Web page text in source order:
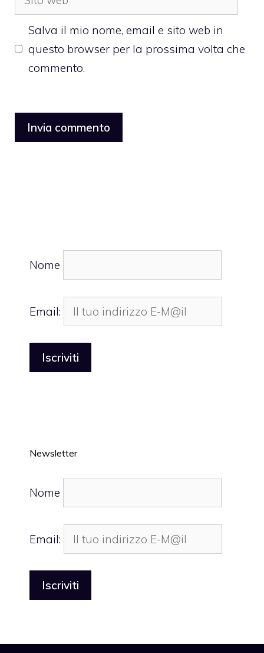
web
Salva il mio nome, email e sito web in
questo browser per la prossima volta che
commento.
Nome
Email:
Newsletter
Nome
Email: